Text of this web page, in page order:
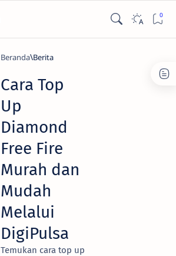
Beranda Berita
Cara Top
Up
Diamond
Free Fire
Murah dan
Mudah
Melalui
DigiPulsa
Temukan cara top up